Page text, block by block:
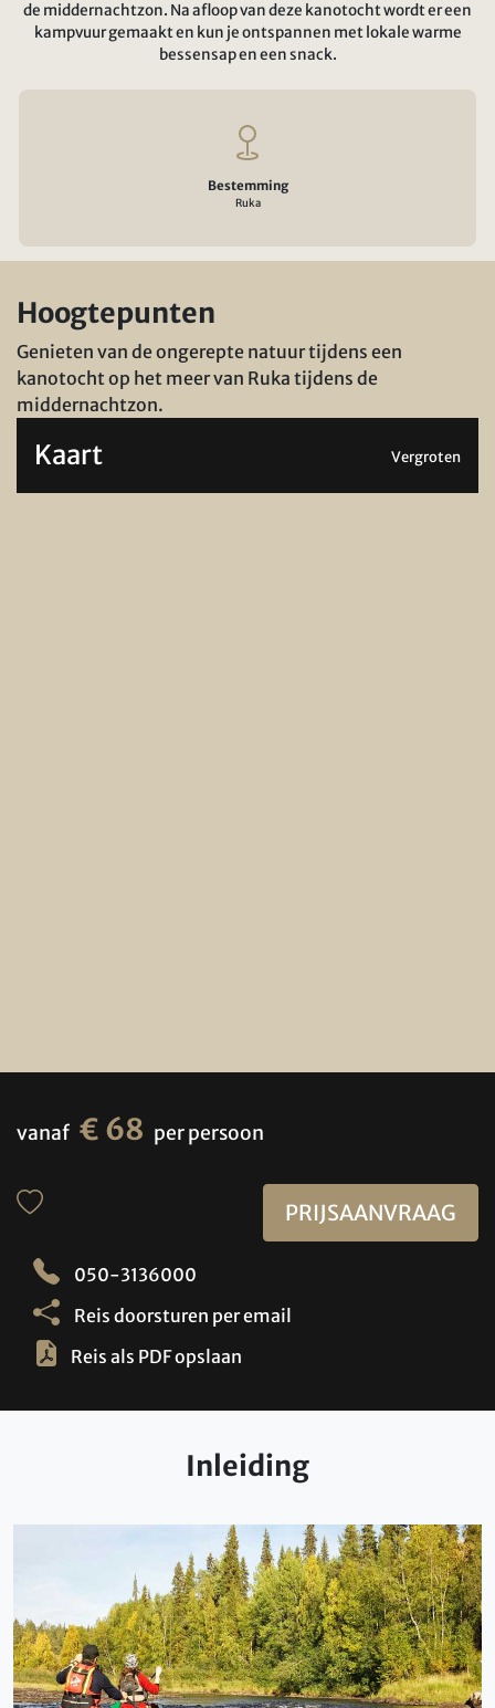
de middernachtzon. Na afloop van deze kanotocht wordt er een
kampvuur gemaakt en kun je ontspannen met lokale warme
bessensap en een snack.
Bestemming
Ruka
Hoogtepunten
Genieten van de ongerepte natuur tijdens een
kanotocht op het meer van Ruka tijdens de
middernachtzon.
Kaart Vergroten
vanaf € 68 per persoon
PRIJSAANVRAAG
050-3136000
Reis doorsturen per email
Reis als PDF opslaan
Inleiding